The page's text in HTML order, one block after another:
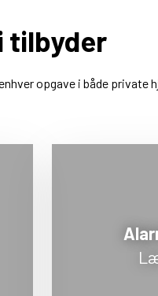
tilbyder
opgave i både private